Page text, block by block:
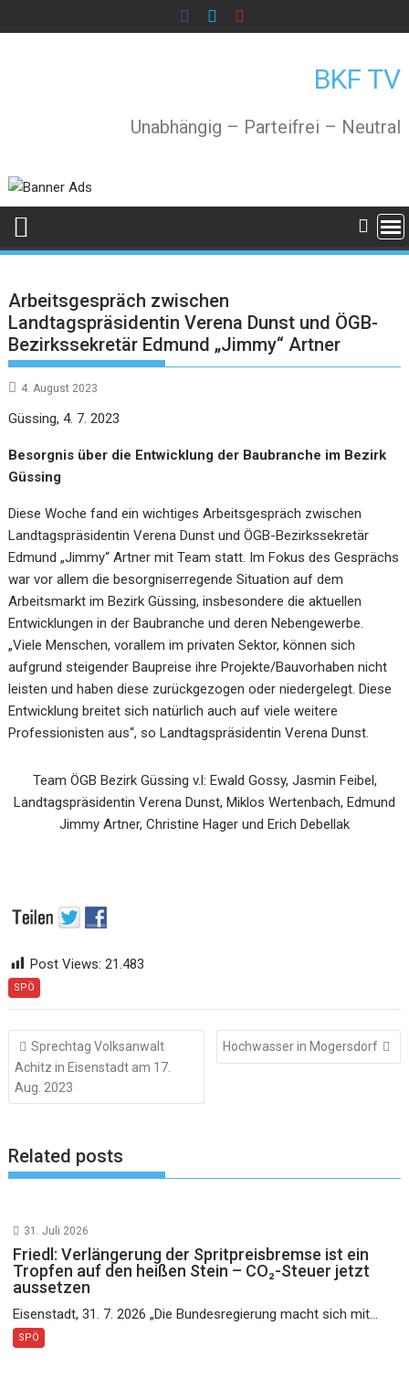
to
BKF TV
Unabhängig – Parteifrei – Neutral
Arbeitsgespräch zwischen
Landtagspräsidentin Verena Dunst und ÖGB-
Bezirkssekretär Edmund „Jimmy“ Artner
4. August 2023
Güssing, 4. 7. 2023
Besorgnis über die Entwicklung der Baubranche im Bezirk
Güssing
Diese Woche fand ein wichtiges Arbeitsgespräch zwischen
Landtagspräsidentin Verena Dunst und ÖGB-Bezirkssekretär
Edmund „Jimmy“ Artner mit Team statt. Im Fokus des Gesprächs
war vor allem die besorgniserregende Situation auf dem
Arbeitsmarkt im Bezirk Güssing, insbesondere die aktuellen
Entwicklungen in der Baubranche und deren Nebengewerbe.
„Viele Menschen, vorallem im privaten Sektor, können sich
aufgrund steigender Baupreise ihre Projekte/Bauvorhaben nicht
leisten und haben diese zurückgezogen oder niedergelegt. Diese
Entwicklung breitet sich natürlich auch auf viele weitere
Professionisten aus“, so Landtagspräsidentin Verena Dunst.
Team ÖGB Bezirk Güssing v.l: Ewald Gossy, Jasmin Feibel,
Landtagspräsidentin Verena Dunst, Miklos Wertenbach, Edmund
Jimmy Artner, Christine Hager und Erich Debellak
Post Views: 21.483
SPÖ
Beitragsnavigation
Sprechtag Volksanwalt
Achitz in Eisenstadt am 17.
Aug. 2023
Hochwasser in Mogersdorf
Related posts
31. Juli 2026
Friedl: Verlängerung der Spritpreisbremse ist ein
Tropfen auf den heißen Stein – CO₂-Steuer jetzt
aussetzen
Eisenstadt, 31. 7. 2026 „Die Bundesregierung macht sich mit...
SPÖ